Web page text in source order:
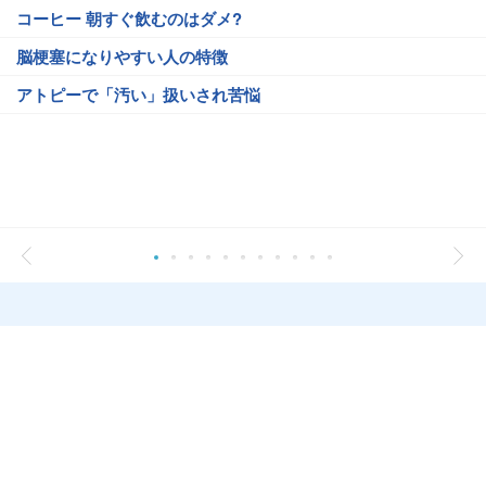
コーヒー 朝すぐ飲むのはダメ?
脳梗塞になりやすい人の特徴
アトピーで「汚い」扱いされ苦悩